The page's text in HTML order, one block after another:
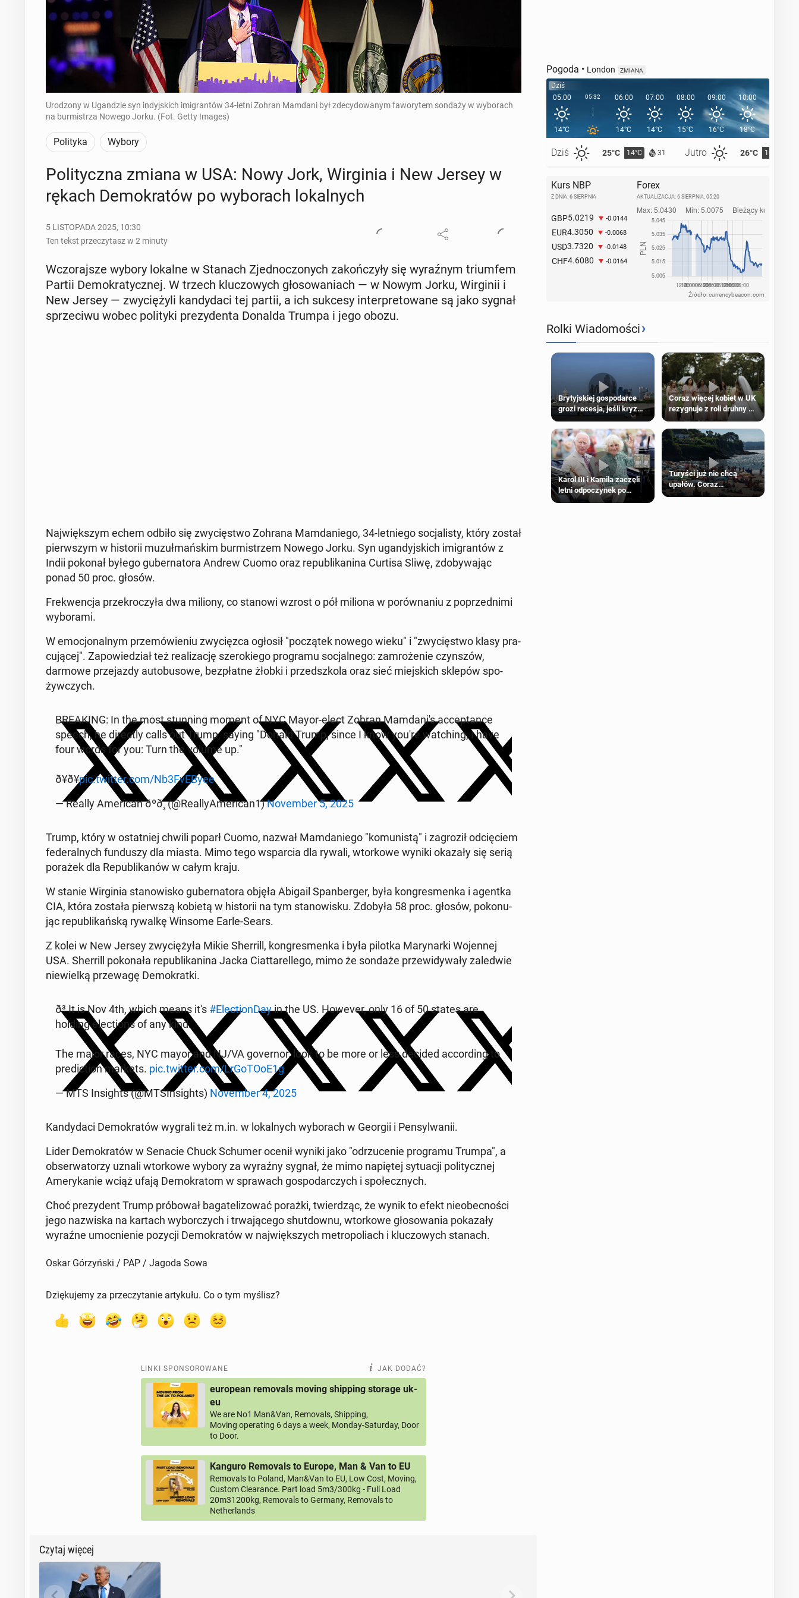
Urodzony w Ugandzie syn indyjskich imigrantów 34-letni Zohran Mamdani był zdecydowanym faworytem sondaży w wyborach
na burmistrza Nowego Jorku. (Fot. Getty Images)
Polityka Wybory
Po­li­tycz­na zmiana w USA: Nowy Jork, Wir­gi­nia i New Jersey w
rękach De­mo­kra­tów po wy­bo­rach lo­kal­nych
5 LISTOPADA 2025, 10:30
Ten tekst przeczytasz w 2 minuty
Wczo­raj­sze wybory lokalne w Stanach Zjed­no­czo­nych za­koń­czy­ły się wy­raź­nym trium­fem
Partii De­mo­kra­tycz­nej. W trzech klu­czo­wych gło­so­wa­niach — w Nowym Jorku, Wir­gi­nii i
New Jersey — zwy­cię­ży­li kan­dy­da­ci tej partii, a ich sukcesy in­ter­pre­to­wa­ne są jako sygnał
sprze­ci­wu wobec po­li­ty­ki pre­zy­den­ta Donalda Trumpa i jego obozu.
Naj­więk­szym echem odbiło się zwy­cię­stwo Zohrana Mam­da­nie­go, 34-let­nie­go so­cja­li­sty, który został
pierw­szym w hi­sto­rii mu­zuł­mań­skim bur­mi­strzem Nowego Jorku. Syn ugan­dyj­skich imi­gran­tów z
Indii pokonał byłego gu­ber­na­to­ra Andrew Cuomo oraz re­pu­bli­ka­ni­na Curtisa Sliwę, zdo­by­wa­jąc
ponad 50 proc. głosów.
Fre­kwen­cja prze­kro­czy­ła dwa miliony, co stanowi wzrost o pół miliona w po­rów­na­niu z po­przed­ni­mi
wy­bo­ra­mi.
W emo­cjo­nal­nym prze­mó­wie­niu zwy­cięz­ca ogłosił "po­czą­tek nowego wieku" i "zwy­cię­stwo klasy pra­
cu­ją­cej". Za­po­wie­dział też re­ali­za­cję sze­ro­kie­go pro­gra­mu so­cjal­ne­go: za­mro­że­nie czyn­szów,
darmowe prze­jaz­dy au­to­bu­so­we, bez­płat­ne żłobki i przed­szko­la oraz sieć miej­skich sklepów spo­
żyw­czych.
BRE­AKING: In the most stun­ning moment of NYC Mayor-elect Zohran Mam­da­ni­'s ac­cep­tan­ce
speech, he di­rec­tly calls out Trump, saying "Donald Trump, since I know you're wat­ching, I have
four words for you: Turn the volume up."
ð¥ð¥pic.twitter.com/Nb3FvEByee
— Really Ame­ri­can ðºð¸ (@Re­al­ly­Ame­ri­can1)No­vem­ber 5, 2025
Trump, który w ostat­niej chwili poparł Cuomo, nazwał Mam­da­nie­go "ko­mu­ni­stą" i za­gro­ził od­cię­ciem
fe­de­ral­nych fun­du­szy dla miasta. Mimo tego wspar­cia dla rywali, wtor­ko­we wyniki okazały się serią
porażek dla Re­pu­bli­ka­nów w całym kraju.
W stanie Wir­gi­nia sta­no­wi­sko gu­ber­na­to­ra objęła Abigail Span­ber­ger, była kon­gres­men­ka i agentka
CIA, która została pierw­szą kobietą w hi­sto­rii na tym sta­no­wi­sku. Zdobyła 58 proc. głosów, po­ko­nu­
jąc re­pu­bli­kań­ską rywalkę Winsome Earle-Sears.
Z kolei w New Jersey zwy­cię­ży­ła Mikie Sher­rill, kon­gres­men­ka i była pilotka Ma­ry­nar­ki Wo­jen­nej
USA. Sher­rill po­ko­na­ła re­pu­bli­ka­ni­na Jacka Ciat­ta­rel­le­go, mimo że sondaże prze­wi­dy­wa­ły za­le­d­wie
nie­wiel­ką prze­wa­gę De­mo­krat­ki.
ð³️ It is Nov 4th, which means it's #Elec­tion­Dayin the US. However, only 16 of 50 states are
holding elec­tions of any kind.
The major races, NYC mayor and NJ/VA go­ver­nor, look to be more or less decided ac­cor­ding to
pre­dic­tion markets. pic.twitter.com/LrGo­TO­oE1g
— MTS In­si­ghts (@MTSIn­si­ghts) No­vem­ber 4, 2025
Kan­dy­da­ci De­mo­kra­tów wygrali też m.in. w lo­kal­nych wy­bo­rach w Georgii i Pen­syl­wa­nii.
Lider De­mo­kra­tów w Senacie Chuck Schumer ocenił wyniki jako "od­rzu­ce­nie pro­gra­mu Trumpa", a
ob­ser­wa­to­rzy uznali wtor­ko­we wybory za wyraźny sygnał, że mimo na­pię­tej sy­tu­acji po­li­tycz­nej
Ame­ry­ka­nie wciąż ufają De­mo­kra­tom w spra­wach go­spo­dar­czych i spo­łecz­nych.
Choć pre­zy­dent Trump pró­bo­wał ba­ga­te­li­zo­wać porażki, twier­dząc, że wynik to efekt nie­obec­no­ści
jego na­zwi­ska na kartach wy­bor­czych i trwa­ją­ce­go shut­dow­nu, wtor­ko­we gło­so­wa­nia po­ka­za­ły
wyraźne umoc­nie­nie pozycji De­mo­kra­tów w naj­więk­szych me­tro­po­liach i klu­czo­wych stanach.
Oskar Górzyński / PAP / Jagoda Sowa
Dziękujemy za przeczytanie artykułu. Co o tym myślisz?
LINKI SPONSOROWANE JAK DODAĆ?
european removals moving shipping storage uk-
eu
We are No1 Man&Van, Removals, Shipping,
Moving operating 6 days a week, Monday-Saturday, Door
to Door.
Kanguro Removals to Europe, Man & Van to EU
Removals to Poland, Man&Van to EU, Low Cost, Moving,
Custom Clearance. Part load 5m3/300kg - Full Load
20m31200kg, Removals to Germany, Removals to
Netherlands
Czytaj więcej
Pogoda • London ZMIANA
Dziś
05:00
14°C
Dziś 25°C 14°C 31 Jutro 26°C 13°C
05:32 06:00
14°C
07:00
14°C
08:00
15°C
09:00
16°C
10:00
18°C
11:00
Kurs NBP
Z DNIA: 6 SIERPNIA
GBP5.0219 -0.0144
EUR4.3050 -0.0068
USD3.7320 -0.0148
CHF4.6080 -0.0164
Forex
AKTUALIZACJA: 6 SIERPNIA, 05:20
Źródło: currencybeacon.com
Rolki Wiadomości›
Brytyjskiej gospodarce
grozi recesja, jeśli kryzys
na Bliskim Wschodzie się
przedłuży
Coraz więcej kobiet w UK
rezygnuje z roli druhny na
ślubie
Karol III i Kamila zaczęli
letni odpoczynek po
Igrzyskach Wspólnoty w
Turyści już nie chcą
upałów. Coraz
popularniejsze